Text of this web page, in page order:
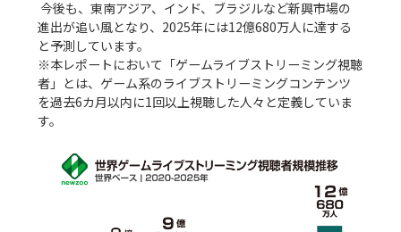
進出が追い風となり、2025年には12億680万人に達する
と予測しています。
※本レポートにおいて「ゲームライブストリーミング視聴
者」とは、ゲーム系のライブストリーミングコンテンツ
を過去6カ⽉以内に1回以上視聴した⼈々と定義していま
す。